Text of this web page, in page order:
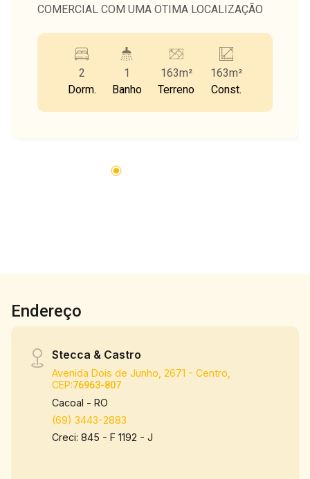
COMERCIAL COM UMA OTIMA LOCALIZAÇÃO
2
Dorm.
1
Banho
163m²
Terreno
163m²
Const.
Endereço
Stecca & Castro
Avenida Dois de Junho, 2671 - Centro,
CEP:76963-807
Cacoal - RO
(69) 3443-2883
Creci: 845 - F 1192 - J